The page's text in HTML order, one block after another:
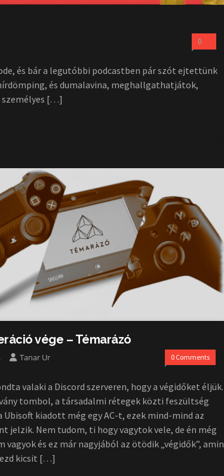
0
és bár a legutóbbi podcastben pár szót ejtettünk
és dumalavina, meghallgathatjátok,
személyes […]
vége – Témarázó
Tanar Ur 0 Comments
valaki a Discord szerveren, hogy a végidőket éljük.
tombol, a társadalmi rétegek közti feszültség
Ubisoft kiadott még egy AC-t, ezek mind-mind az
jelzik. Nem tudom, ti hogy vagytok vele, de én még
vagyok és ez már nagyjából az ötödik „végidők”, amin
kicsit […]